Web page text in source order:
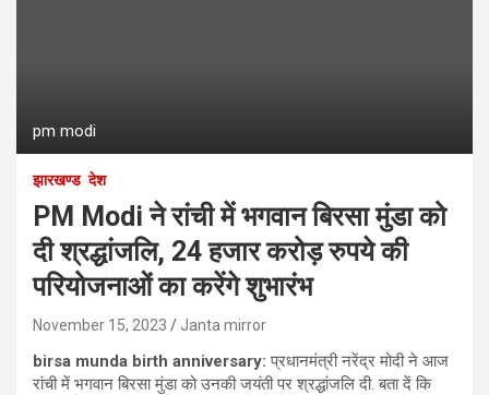
pm modi
झारखण्ड देश
PM Modi ने रांची में भगवान बिरसा मुंडा को
दी श्रद्धांजलि, 24 हजार करोड़ रुपये की
परियोजनाओं का करेंगे शुभारंभ
November 15, 2023 Janta mirror
birsa munda birth anniversary: प्रधानमंत्री नरेंद्र मोदी ने आज
रांची में भगवान बिरसा मुंडा को उनकी जयंती पर श्रद्धांजलि दी. बता दें कि